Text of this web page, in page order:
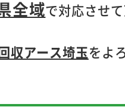
全域で対応させ
収アース埼玉をよ